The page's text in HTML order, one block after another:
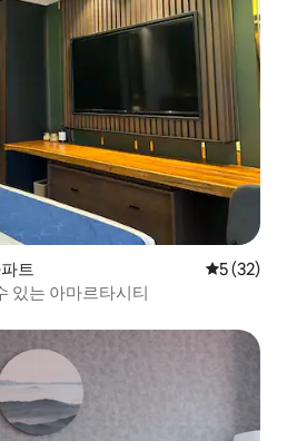
트 평점 5점
5 (32)
있는 아마르타시티